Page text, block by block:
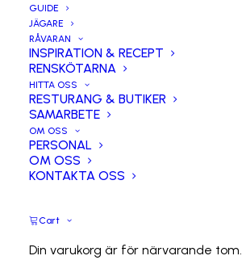
GUIDE
JÄGARE
RÅVARAN
INSPIRATION & RECEPT
RENSKÖTARNA
HITTA OSS
RESTURANG & BUTIKER
SAMARBETE
OM OSS
PERSONAL
OM OSS
KONTAKTA OSS
Cart
Din varukorg är för närvarande tom.
Ölkorv – Älg ca 30g
20.00kr
ca 24g
Artikelnummer:
Kategorier:
𝗥𝗘𝗡𝗞Ö𝗧𝗧
Ölkorv
–